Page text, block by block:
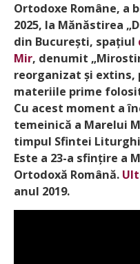
Ortodoxe Române, a
2025, la Mănăstirea
din București, spațiul
Mir, denumit
reorganizat și extins,
materiile prime
Cu acest moment a
temeinică a Marelui
timpul Sfintei
Este a 23-a sfințire a
Ortodoxă Română.
anul 2019.